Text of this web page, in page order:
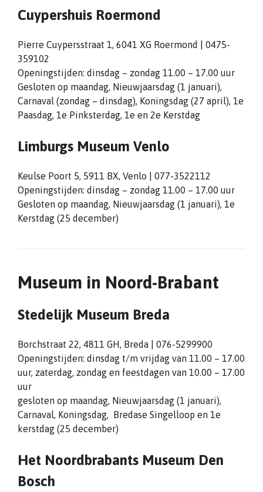
Cuypershuis Roermond
Pierre Cuypersstraat 1, 6041 XG Roermond | 0475-
359102
Openingstijden: dinsdag – zondag 11.00 – 17.00 uur
Gesloten op maandag, Nieuwjaarsdag (1 januari),
Carnaval (zondag – dinsdag), Koningsdag (27 april), 1e
Paasdag, 1e Pinksterdag, 1e en 2e Kerstdag
Limburgs Museum Venlo
Keulse Poort 5, 5911 BX, Venlo | 077-3522112
Openingstijden: dinsdag – zondag 11.00 – 17.00 uur
Gesloten op maandag, Nieuwjaarsdag (1 januari), 1e
Kerstdag (25 december)
Museum in Noord-Brabant
Stedelijk Museum Breda
Borchstraat 22, 4811 GH, Breda | 076-5299900
Openingstijden: dinsdag t/m vrijdag van 11.00 – 17.00
uur, zaterdag, zondag en feestdagen van 10.00 – 17.00
uur
gesloten op maandag, Nieuwjaarsdag (1 januari),
Carnaval, Koningsdag, Bredase Singelloop en 1e
kerstdag (25 december)
Het Noordbrabants Museum Den
Bosch